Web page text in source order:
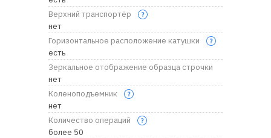
Верхний транспортёр
нет
Горизонтальное расположение катушки
есть
Зеркальное отображение образца строчки
нет
Коленоподъемник
нет
Количество операций
более 50